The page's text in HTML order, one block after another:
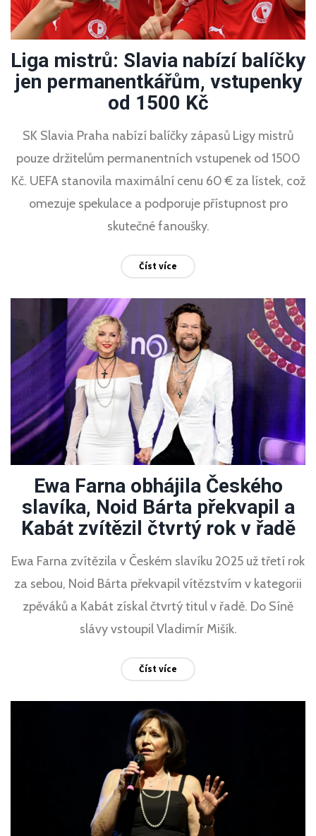
Liga mistrů: Slavia nabízí balíčky
jen permanentkářům, vstupenky
od 1500 Kč
SK Slavia Praha nabízí balíčky zápasů Ligy mistrů
pouze držitelům permanentních vstupenek od 1500
Kč. UEFA stanovila maximální cenu 60 € za lístek, což
omezuje spekulace a podporuje přístupnost pro
skutečné fanoušky.
Číst více
Ewa Farna obhájila Českého
slavíka, Noid Bárta překvapil a
Kabát zvítězil čtvrtý rok v řadě
Ewa Farna zvítězila v Českém slavíku 2025 už třetí rok
za sebou, Noid Bárta překvapil vítězstvím v kategorii
zpěváků a Kabát získal čtvrtý titul v řadě. Do Síně
slávy vstoupil Vladimír Mišík.
Číst více